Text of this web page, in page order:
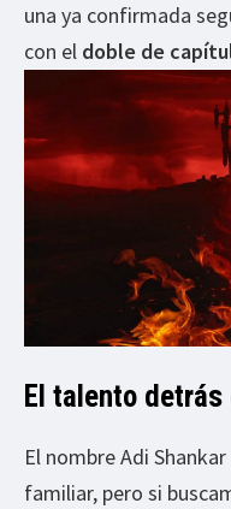
una ya confirmada
con el doble de
El talento
El nombre Adi
familiar, pero si